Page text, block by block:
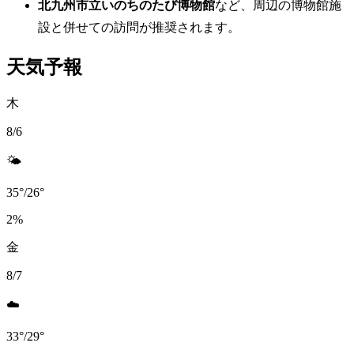
北九州市立いのちのたび博物館など、周辺の博物館施
設と併せての訪問が推奨されます。
天気予報
木
8/6
🌤️
35°/26°
2%
金
8/7
☁️
33°/29°